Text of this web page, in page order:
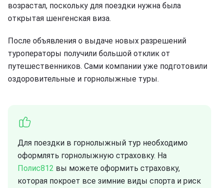
возрастал, поскольку для поездки нужна была
открытая шенгенская виза.
После объявления о выдаче новых разрешений
туроператоры получили большой отклик от
путешественников. Сами компании уже подготовили
оздоровительные и горнолыжные туры.
Для поездки в горнолыжный тур необходимо
оформлять горнолыжную страховку. На
Полис812 вы можете оформить страховку,
которая покроет все зимние виды спорта и риск